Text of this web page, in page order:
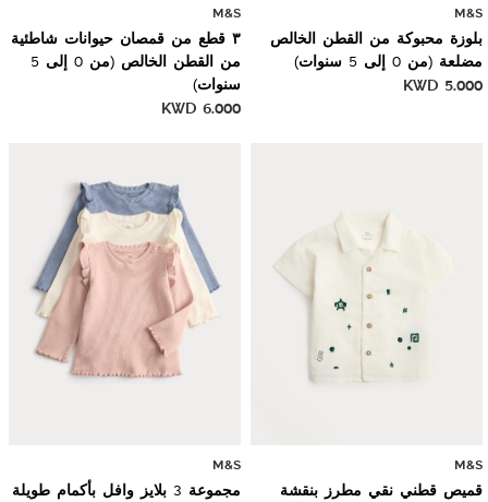
M&S
بلوزة محبوكة من القطن الخالص
مضلعة (من 0 إلى 5 سنوات)
KWD 5.000
M&S
٣ قطع من قمصان حيوانات شاطئية
من القطن الخالص (من 0 إلى 5
سنوات)
KWD6.000
M&S
قميص قطني نقي مطرز بنقشة
M&S
مجموعة 3 بلايز وافل بأكمام طويلة